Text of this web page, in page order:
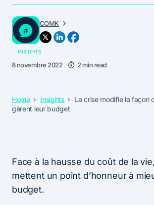
COMK
INSIGHTS
8 novembre 2022 2 min read
Home Insights
La crise modifie la façon
gèrent leur budget
Face à la hausse du coût de la
mettent un point d’honneur à
budget.